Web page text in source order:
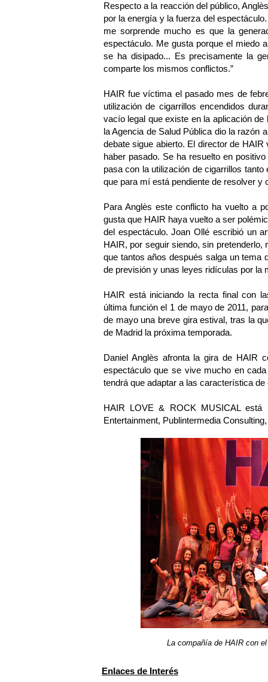
Respecto a la reacción del público,
por la energía y la fuerza del
me sorprende mucho es que la
espectáculo. Me gusta porque el miedo
se ha disipado... Es precisamente la
comparte los mismos conflictos.”
HAIR fue víctima el pasado mes de
utilización de cigarrillos encendidos
vacío legal que existe en la aplicación
la Agencia de Salud Pública dio la razón
debate sigue abierto. El director de
haber pasado. Se ha resuelto en
pasa con la utilización de cigarrillos
que para mí está pendiente de resolver y
Para Anglès este conflicto ha vuelto a
gusta que HAIR haya vuelto a ser
del espectáculo. Joan Ollé escribió un
HAIR, por seguir siendo, sin pretenderlo,
que tantos años después salga un tema
de previsión y unas leyes ridículas por la
HAIR está iniciando la recta final con
última función el 1 de mayo de 2011,
de mayo una breve gira estival, tras la
de Madrid la próxima temporada.
Daniel Anglès afronta la gira de HAIR
espectáculo que se vive mucho en
tendrá que adaptar a las característica
HAIR LOVE & ROCK MUSICAL está
Entertainment, Publintermedia
La compañía de HAIR con
Enlaces de Interés